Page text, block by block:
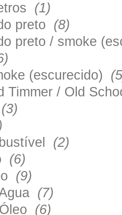
(1)
preto (8)
preto / smoke
(escurecido)
Timmer / Old
(3)
(2)
(6)
(9)
(7)
(6)